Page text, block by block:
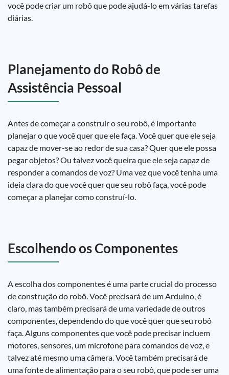
você pode criar um robô que pode ajudá-lo em várias tarefas
diárias.
Planejamento do Robô de
Assistência Pessoal
Antes de começar a construir o seu robô, é importante
planejar o que você quer que ele faça. Você quer que ele seja
capaz de mover-se ao redor de sua casa? Quer que ele possa
pegar objetos? Ou talvez você queira que ele seja capaz de
responder a comandos de voz? Uma vez que você tenha uma
ideia clara do que você quer que seu robô faça, você pode
começar a planejar como construí-lo.
Escolhendo os Componentes
A escolha dos componentes é uma parte crucial do processo
de construção do robô. Você precisará de um Arduino, é
claro, mas também precisará de uma variedade de outros
componentes, dependendo do que você quer que seu robô
faça. Alguns componentes que você pode precisar incluem
motores, sensores, um microfone para comandos de voz, e
talvez até mesmo uma câmera. Você também precisará de
uma fonte de alimentação para o seu robô, que pode ser uma